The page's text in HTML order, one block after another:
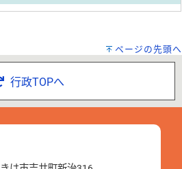
ページの先頭へ
行政TOPへ